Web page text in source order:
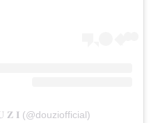
𝐙 𝐈 (@douziofficial)